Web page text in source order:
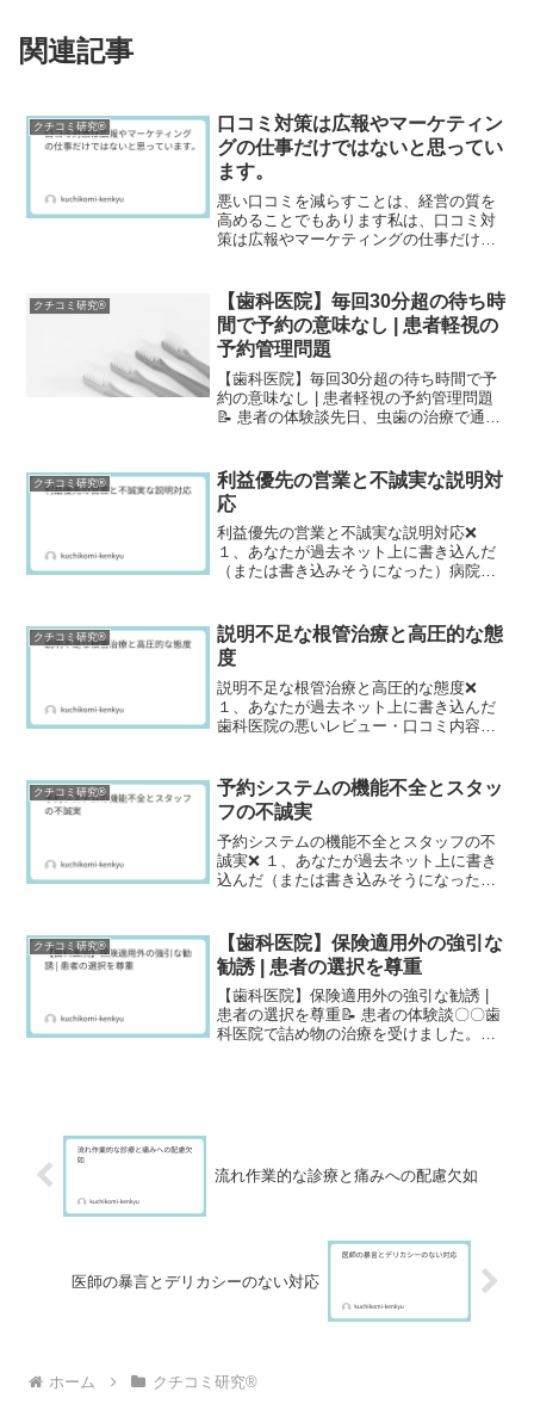
関連記事
クチコミ研究®
口コミ対策は広報やマーケティン
グの仕事だけではないと思ってい
ます。
悪い口コミを減らすことは、経営の質を
高めることでもあります私は、口コミ対
策は広報やマーケティングの仕事だけで
なら、口コミには医療機関が普段気付く
ことのできない課題が数多...
クチコミ研究®
【歯科医院】毎回30分超の待ち時
間で予約の意味なし | 患者軽視の
予約管理問題
【歯科医院】毎回30分超の待ち時間で予
約の意味なし | 患者軽視の予約管理問題
📝 患者の体験談先日、虫歯の治療で通い
回30分以上待たされるのが当たり前。待
合室はいつも混...
クチコミ研究®
利益優先の営業と不誠実な説明対
応
利益優先の営業と不誠実な説明対応❌
１、あなたが過去ネット上に書き込んだ
（または書き込みそうになった）病院や
ださい。美容クリニックでカウンセリン
グを受けた際、最初は笑顔...
クチコミ研究®
説明不足な根管治療と高圧的な態
度
説明不足な根管治療と高圧的な態度❌
１、あなたが過去ネット上に書き込んだ
歯科医院の悪いレビュー・口コミ内容を
しまいました。神経の先端に膿がたまっ
ており、根っこの治療が必...
クチコミ研究®
予約システムの機能不全とスタッ
フの不誠実
予約システムの機能不全とスタッフの不
誠実❌ １、あなたが過去ネット上に書き
込んだ（または書き込みそうになった）
えてください。数ヶ月に一度通っている
病院への口コミです。そ...
クチコミ研究®
【歯科医院】保険適用外の強引な
勧誘 | 患者の選択を尊重
【歯科医院】保険適用外の強引な勧誘 |
患者の選択を尊重📝 患者の体験談〇〇歯
科医院で詰め物の治療を受けました。先
流れ作業的な診療と痛みへの配慮欠如
医師の暴言とデリカシーのない対応
ホーム クチコミ研究®